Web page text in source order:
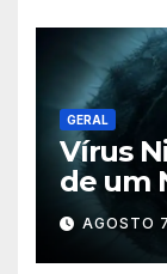
GERAL
Vírus
de um
AGOSTO